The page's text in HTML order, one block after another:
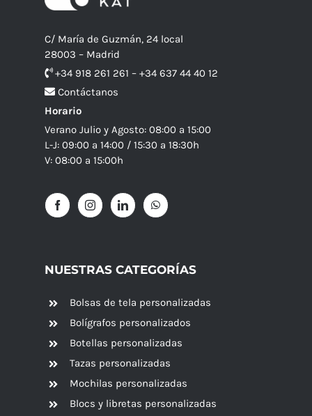
C/ María de Guzmán, 24 local
28003 – Madrid
+34 918 261 261 – +34 637 44 40 12
Contáctanos
Horario
Verano Julio y Agosto: 08:00 a 15:00
L-J: 09:00 a 14:00 / 15:30 a 18:30h
V: 08:00 a 15:00h
NUESTRAS CATEGORÍAS
Bolsas de tela personalizadas
Bolígrafos personalizados
Botellas personalizadas
Tazas personalizadas
Mochilas personalizadas
Blocs y libretas personalizadas